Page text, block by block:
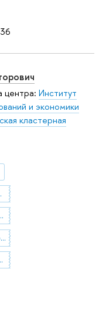
центра: Институт
и экономики
кластерная
кластеры
технологические платформы
с государственным участием